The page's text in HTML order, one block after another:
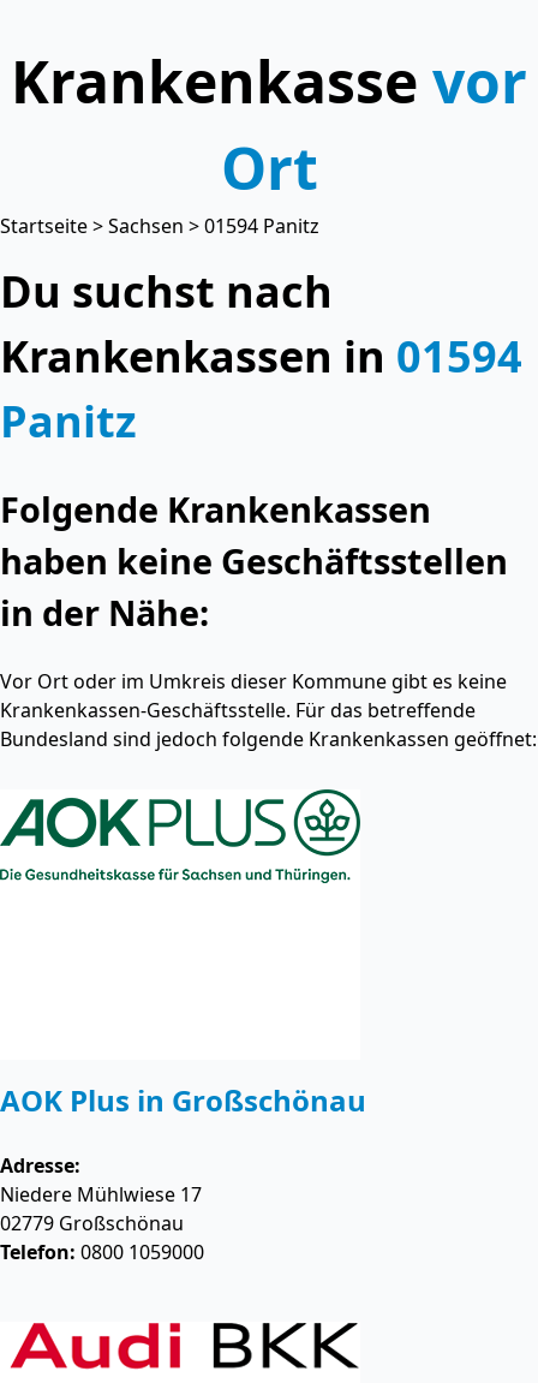
Krankenkasse vor
Ort
Startseite>Sachsen > 01594 Panitz
Du suchst nach
Krankenkassen in 01594
Panitz
Folgende Krankenkassen
haben keine Geschäftsstellen
in der Nähe:
Vor Ort oder im Umkreis dieser Kommune gibt es keine
Krankenkassen-Geschäftsstelle. Für das betreffende
Bundesland sind jedoch folgende Krankenkassen geöffnet:
AOK Plus in Großschönau
Adresse:
Niedere Mühlwiese 17
02779 Großschönau
Telefon: 0800 1059000